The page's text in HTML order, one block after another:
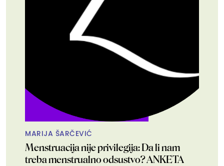
MARIJA ŠARČEVIĆ
Menstruacija nije privilegija: Da li nam
treba menstrualno odsustvo? ANKETA